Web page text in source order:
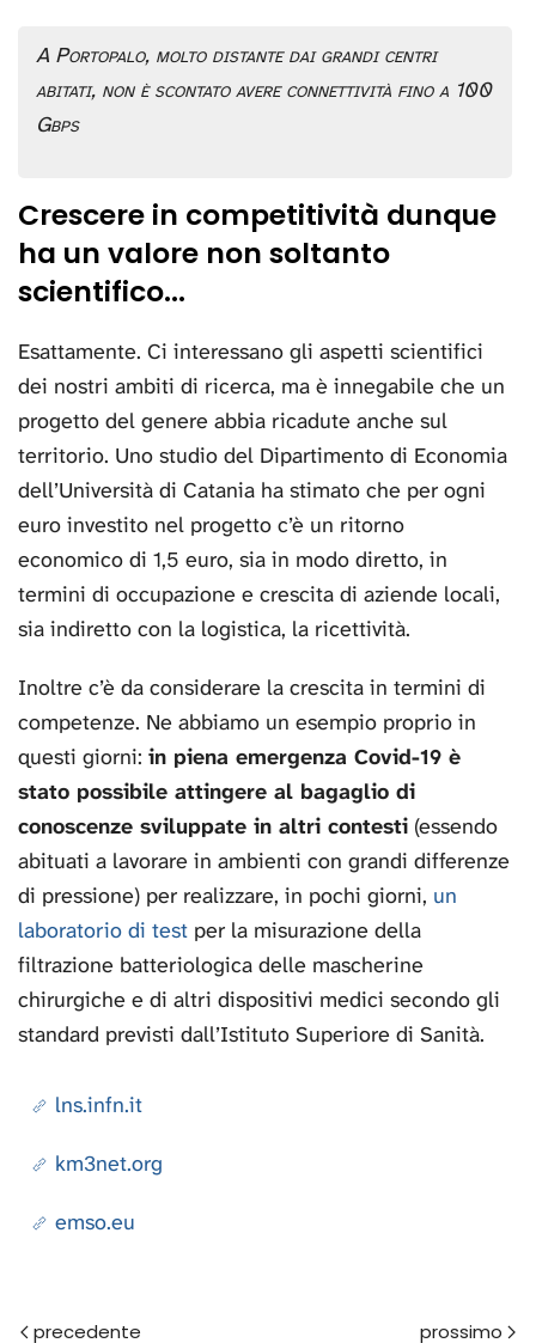
A Portopalo, molto distante dai grandi centri
abitati, non è scontato avere connettività fino a 100
Gbps
Crescere in competitività dunque
ha un valore non soltanto
scientifico...
Esattamente. Ci interessano gli aspetti scientifici
dei nostri ambiti di ricerca, ma è innegabile che un
progetto del genere abbia ricadute anche sul
territorio. Uno studio del Dipartimento di Economia
dell’Università di Catania ha stimato che per ogni
euro investito nel progetto c’è un ritorno
economico di 1,5 euro, sia in modo diretto, in
termini di occupazione e crescita di aziende locali,
sia indiretto con la logistica, la ricettività.
Inoltre c’è da considerare la crescita in termini di
competenze. Ne abbiamo un esempio proprio in
questi giorni: in piena emergenza Covid-19 è
stato possibile attingere al bagaglio di
conoscenze sviluppate in altri contesti (essendo
abituati a lavorare in ambienti con grandi differenze
di pressione) per realizzare, in pochi giorni, un
laboratorio di test per la misurazione della
filtrazione batteriologica delle mascherine
chirurgiche e di altri dispositivi medici secondo gli
standard previsti dall’Istituto Superiore di Sanità.
lns.infn.it
km3net.org
emso.eu